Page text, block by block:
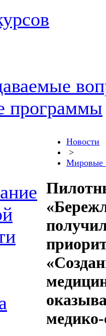
программы
Новости
>
Мировые